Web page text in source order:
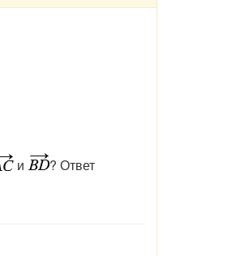
и
? Ответ